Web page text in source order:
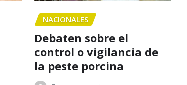
NACIONALES
Debaten sobre el
control o vigilancia de
la peste porcina